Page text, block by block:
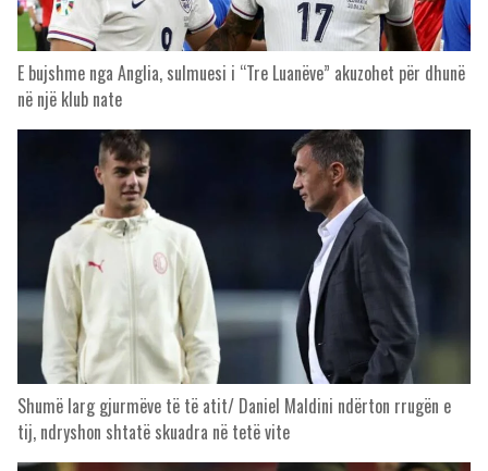
E bujshme nga Anglia, sulmuesi i “Tre Luanëve” akuzohet për dhunë
në një klub nate
Shumë larg gjurmëve të të atit/ Daniel Maldini ndërton rrugën e
tij, ndryshon shtatë skuadra në tetë vite